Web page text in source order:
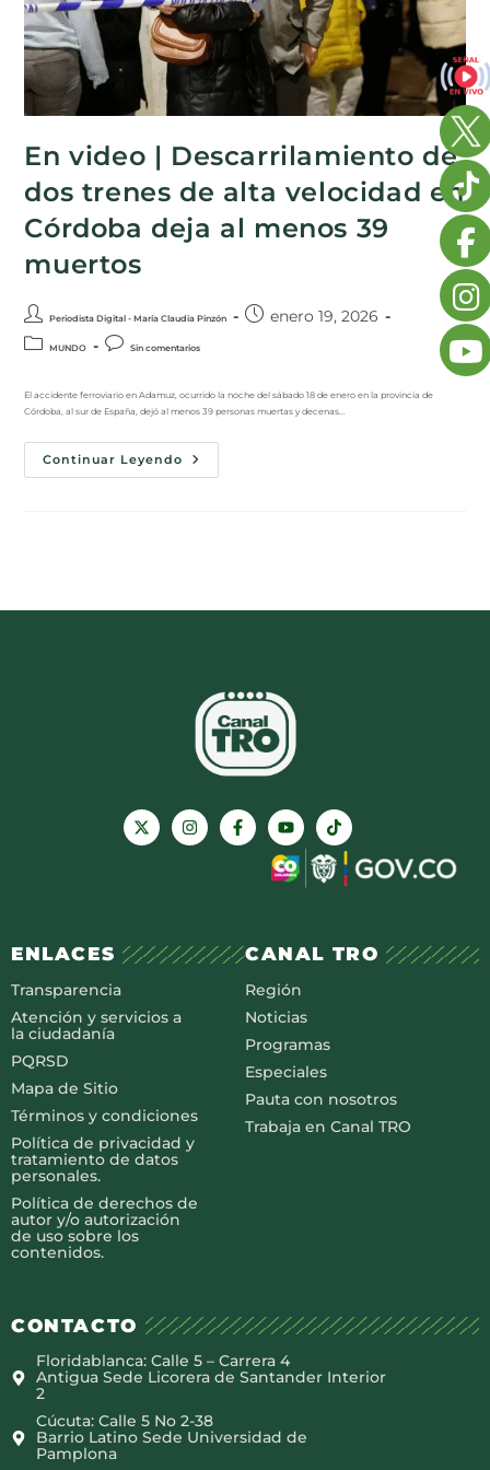
En video | Descarrilamiento de
dos trenes de alta velocidad en
Córdoba deja al menos 39
muertos
Periodista Digital - María Claudia Pinzón enero 19, 2026
MUNDO Sin comentarios
El accidente ferroviario en Adamuz, ocurrido la noche del sábado 18 de enero en la provincia de
Córdoba, al sur de España, dejó al menos 39 personas muertas y decenas…
Continuar Leyendo
ENLACES
Transparencia
Atención y servicios a
la ciudadanía
PQRSD
Mapa de Sitio
Términos y condiciones
Política de privacidad y
tratamiento de datos
personales.
Política de derechos de
autor y/o autorización
de uso sobre los
contenidos.
CANAL TRO
Región
Noticias
Programas
Especiales
Pauta con nosotros
Trabaja en Canal TRO
CONTACTO
Floridablanca: Calle 5 – Carrera 4
Antigua Sede Licorera de Santander Interior
2
Cúcuta: Calle 5 No 2-38
Barrio Latino Sede Universidad de
Pamplona